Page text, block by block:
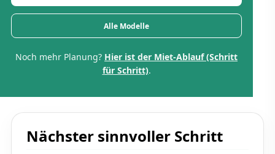
Alle Modelle
Noch mehr Planung? Hier ist der Miet-Ablauf (Schritt
für Schritt).
Nächster sinnvoller Schritt